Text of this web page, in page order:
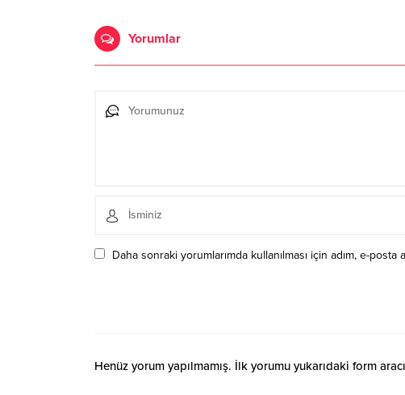
Yorumlar
Daha sonraki yorumlarımda kullanılması için adım, e-
Henüz yorum yapılmamış. İlk yorumu yukarıdaki form